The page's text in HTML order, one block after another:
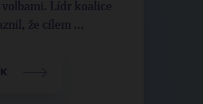
Lídr koalice
že cílem ...